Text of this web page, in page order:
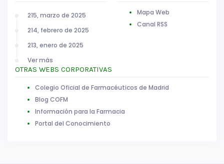
215, marzo de 2025
214, febrero de 2025
213, enero de 2025
Ver más
Mapa Web
Canal RSS
OTRAS WEBS CORPORATIVAS
Colegio Oficial de Farmacéuticos de Madrid
Blog COFM
Información para la Farmacia
Portal del Conocimiento